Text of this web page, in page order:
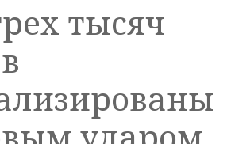
тысяч